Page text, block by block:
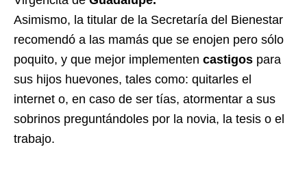
Asimismo, la titular de la Secretaría del Bienestar
recomendó a las mamás que se enojen pero sólo
poquito, y que mejor implementen castigos para
sus hijos huevones, tales como: quitarles el
internet o, en caso de ser tías, atormentar a sus
sobrinos preguntándoles por la novia, la tesis o el
trabajo.